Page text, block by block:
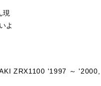
現
よ
ZRX1100 '1997 ～ '2000,